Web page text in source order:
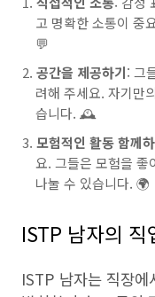
고 명확한 소통이 중
💬
공간을 제공하기: 그
려해 주세요. 자기만
습니다. 🕰️
모험적인 활동 함께
요. 그들은 모험을 좋
나눌 수 있습니다. 🌍
ISTP 남자의 직
ISTP 남자는 직장